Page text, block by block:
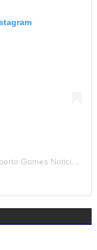
Uma publicação partilhada por Blog Adalberto Gomes Noticias (@blogadalbertogomesnoticiass)